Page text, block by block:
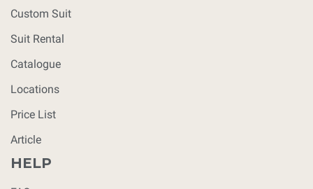
Custom Suit
Suit Rental
Catalogue
Locations
Price List
Article
HELP